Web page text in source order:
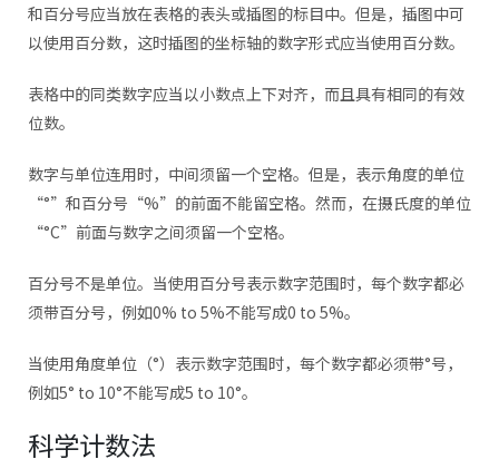
和百分号应当放在表格的表头或插图的标目中。但是，插图中可
以使用百分数，这时插图的坐标轴的数字形式应当使用百分数。
表格中的同类数字应当以小数点上下对齐，而且具有相同的有效
位数。
数字与单位连用时，中间须留一个空格。但是，表示角度的单位
“°”和百分号“%”的前面不能留空格。然而，在摄氏度的单位
“°C”前面与数字之间须留一个空格。
百分号不是单位。当使用百分号表示数字范围时，每个数字都必
须带百分号，例如0% to 5%不能写成0 to 5%。
当使用角度单位（°）表示数字范围时，每个数字都必须带°号，
例如5° to 10°不能写成5 to 10°。
科学计数法